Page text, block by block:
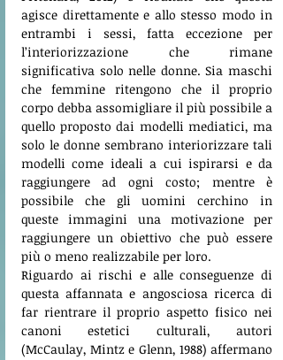
agisce direttamente e allo stesso modo in
entrambi i sessi, fatta eccezione per
l’interiorizzazione che rimane
significativa solo nelle donne. Sia maschi
che femmine ritengono che il proprio
corpo debba assomigliare il più possibile a
quello proposto dai modelli mediatici, ma
solo le donne sembrano interiorizzare tali
modelli come ideali a cui ispirarsi e da
raggiungere ad ogni costo; mentre è
possibile che gli uomini cerchino in
queste immagini una motivazione per
raggiungere un obiettivo che può essere
più o meno realizzabile per loro.
Riguardo ai rischi e alle conseguenze di
questa affannata e angosciosa ricerca di
far rientrare il proprio aspetto fisico nei
canoni estetici culturali, autori
(McCaulay, Mintz e Glenn, 1988) affermano